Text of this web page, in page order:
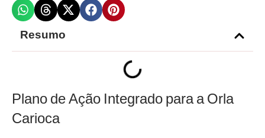
Resumo
Plano de Ação Integrado para a Orla
Carioca